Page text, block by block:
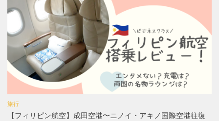
旅行
【フィリピン航空】成田空港〜ニノイ・アキノ国際空港往復